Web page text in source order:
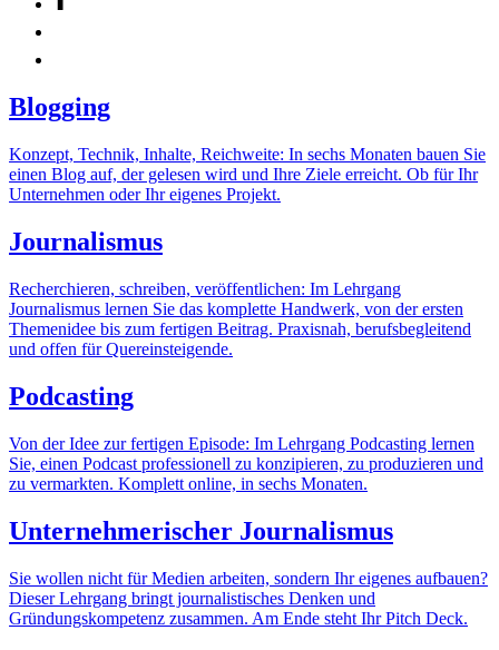
Blogging
Konzept, Technik, Inhalte, Reichweite: In sechs Monaten bauen Sie
einen Blog auf, der gelesen wird und Ihre Ziele erreicht. Ob für Ihr
Unternehmen oder Ihr eigenes Projekt.
Journalismus
Recherchieren, schreiben, veröffentlichen: Im Lehrgang
Journalismus lernen Sie das komplette Handwerk, von der ersten
Themenidee bis zum fertigen Beitrag. Praxisnah, berufsbegleitend
und offen für Quereinsteigende.
Podcasting
Von der Idee zur fertigen Episode: Im Lehrgang Podcasting lernen
Sie, einen Podcast professionell zu konzipieren, zu produzieren und
zu vermarkten. Komplett online, in sechs Monaten.
Unternehmerischer Journalismus
Sie wollen nicht für Medien arbeiten, sondern Ihr eigenes aufbauen?
Dieser Lehrgang bringt journalistisches Denken und
Gründungskompetenz zusammen. Am Ende steht Ihr Pitch Deck.